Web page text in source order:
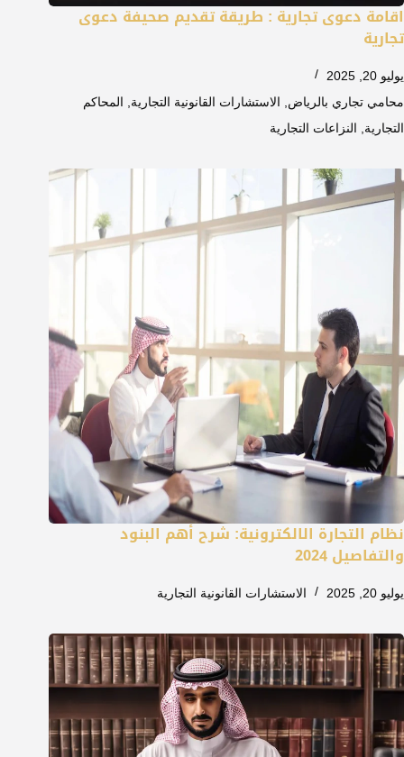
اقامة دعوى تجارية : طريقة تقديم صحيفة دعوى
تجارية
يوليو 20, 2025
محامي تجاري بالرياض
الاستشارات القانونية التجارية
المحاكم
التجارية
النزاعات التجارية
نظام التجارة الالكترونية: شرح أهم البنود
والتفاصيل 2024
يوليو 20, 2025 الاستشارات القانونية التجارية